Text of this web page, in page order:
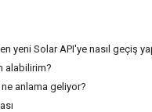
yeni Solar API'ye nasıl geçiş
alabilirim?
anlama geliyor?